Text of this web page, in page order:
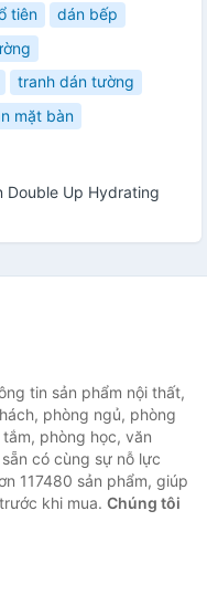
tiên
dán bếp
tranh dán tường
mặt bàn
Double Up Hydrating
tin sản phẩm nội thất,
phòng ngủ, phòng
phòng học, văn
có cùng sự nỗ lực
117480 sản phẩm, giúp
khi mua. Chúng tôi